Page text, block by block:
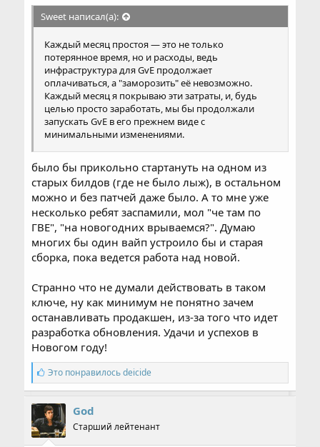
запуска.
Пока не могу спойлерить детали гве 2.0 и нового
контента, хотя некоторые вещи мне уже не
терпится рассказать)
Тем не менее, уверен, что многие обновления вас
удивят и принесут кардинальные изменения в
саму концепцию проекта.
Мы ценим ваше терпение и поддержку. ??
С уважением,
Команда Classic GvE ??
Sweet написал(а):
Каждый месяц простоя — это не только
потерянное время, но и расходы, ведь
инфраструктура для GvE продолжает
оплачиваться, а "заморозить" её невозможно.
Каждый месяц я покрываю эти затраты, и, будь
целью просто заработать, мы бы продолжали
запускать GvE в его прежнем виде с
минимальными изменениями.
было бы прикольно стартануть на одном из
старых билдов (где не было лыж), в остальном
можно и без патчей даже было. А то мне уже
несколько ребят заспамили, мол "че там по
ГВЕ", "на новогодних врываемся?". Думаю
многих бы один вайп устроило бы и старая
сборка, пока ведется работа над новой.
Странно что не думали действовать в таком
ключе, ну как минимум не понятно зачем
останавливать продакшен, из-за того что идет
разработка обновления. Удачи и успехов в
Новогом году!
С
и
м
п
а
т
и
Это понравилосьdeicide
God
Старший лейтенант